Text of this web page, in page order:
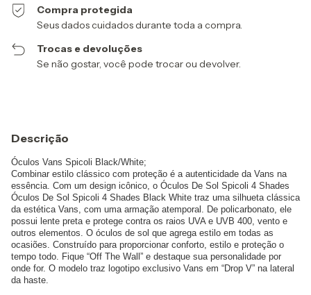
Compra protegida
Seus dados cuidados durante toda a compra.
Trocas e devoluções
Se não gostar, você pode trocar ou devolver.
Descrição
Óculos Vans Spicoli Black/White;
Combinar estilo clássico com proteção é a autenticidade da Vans na
essência. Com um design icônico, o Óculos De Sol Spicoli 4 Shades
Óculos De Sol Spicoli 4 Shades Black White traz uma silhueta clássica
da estética Vans, com uma armação atemporal. De policarbonato, ele
possui lente preta e protege contra os raios UVA e UVB 400, vento e
outros elementos. O óculos de sol que agrega estilo em todas as
ocasiões. Construído para proporcionar conforto, estilo e proteção o
tempo todo. Fique “Off The Wall” e destaque sua personalidade por
onde for. O modelo traz logotipo exclusivo Vans em “Drop V” na lateral
da haste.